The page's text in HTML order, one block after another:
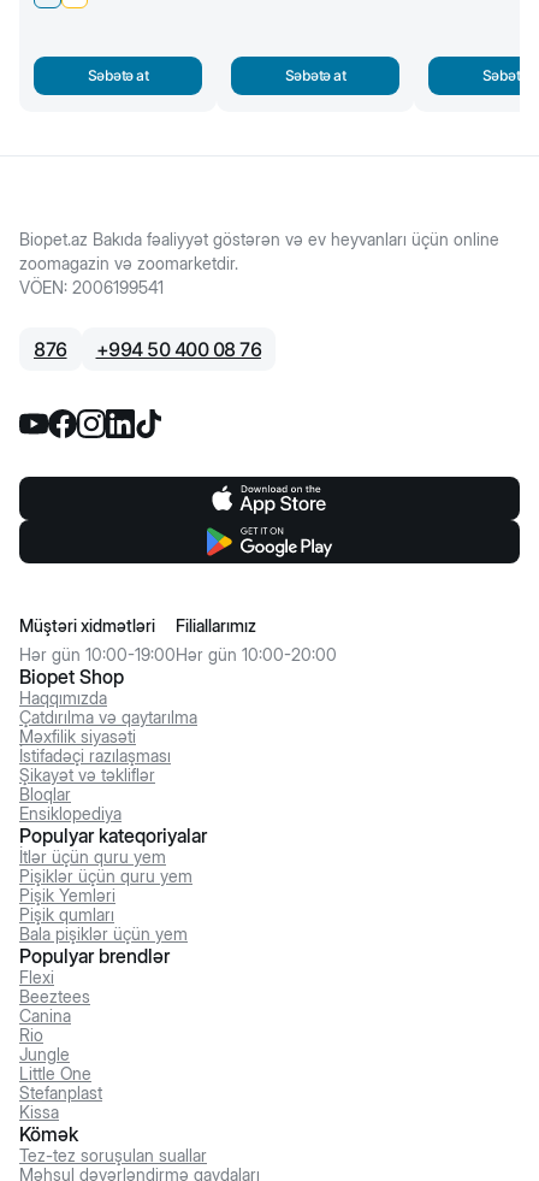
Səbətə at Səbətə at Səbətə
Biopet.az Bakıda fəaliyyət göstərən və ev heyvanları üçün online
zoomagazin və zoomarketdir.
VÖEN: 2006199541
876 +994 50 400 08 76
Biopet Shop
Haqqımızda
Çatdırılma və qaytarılma
Məxfilik siyasəti
İstifadəçi razılaşması
Şikayət və təkliflər
Bloqlar
Ensiklopediya
Müştəri xidmətləri
Hər gün 10:00-19:00
Filiallarımız
Hər gün 10:00-20:00
Populyar kateqoriyalar
İtlər üçün quru yem
Pişiklər üçün quru yem
Pişik Yemləri
Pişik qumları
Bala pişiklər üçün yem
Populyar brendlər
Flexi
Beeztees
Canina
Rio
Jungle
Little One
Stefanplast
Kissa
Kömək
Tez-tez soruşulan suallar
Məhsul dəyərləndirmə qaydaları